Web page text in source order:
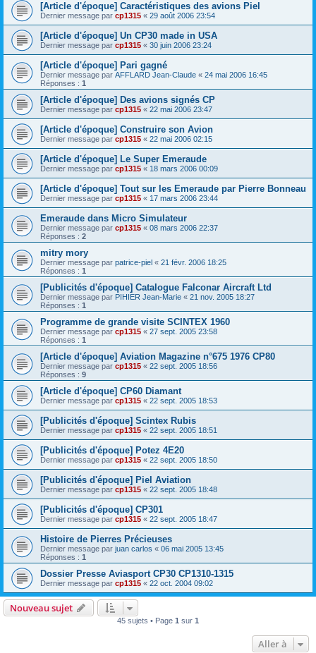
[Article d'époque] Caractéristiques des avions Piel
Dernier message par cp1315 « 29 août 2006 23:54
[Article d'époque] Un CP30 made in USA
Dernier message par cp1315 « 30 juin 2006 23:24
[Article d'époque] Pari gagné
Dernier message par AFFLARD Jean-Claude « 24 mai 2006 16:45
Réponses : 1
[Article d'époque] Des avions signés CP
Dernier message par cp1315 « 22 mai 2006 23:47
[Article d'époque] Construire son Avion
Dernier message par cp1315 « 22 mai 2006 02:15
[Article d'époque] Le Super Emeraude
Dernier message par cp1315 « 18 mars 2006 00:09
[Article d'époque] Tout sur les Emeraude par Pierre Bonneau
Dernier message par cp1315 « 17 mars 2006 23:44
Emeraude dans Micro Simulateur
Dernier message par cp1315 « 08 mars 2006 22:37
Réponses : 2
mitry mory
Dernier message par patrice-piel « 21 févr. 2006 18:25
Réponses : 1
[Publicités d'époque] Catalogue Falconar Aircraft Ltd
Dernier message par PIHIER Jean-Marie « 21 nov. 2005 18:27
Réponses : 1
Programme de grande visite SCINTEX 1960
Dernier message par cp1315 « 27 sept. 2005 23:58
Réponses : 1
[Article d'époque] Aviation Magazine n°675 1976 CP80
Dernier message par cp1315 « 22 sept. 2005 18:56
Réponses : 9
[Article d'époque] CP60 Diamant
Dernier message par cp1315 « 22 sept. 2005 18:53
[Publicités d'époque] Scintex Rubis
Dernier message par cp1315 « 22 sept. 2005 18:51
[Publicités d'époque] Potez 4E20
Dernier message par cp1315 « 22 sept. 2005 18:50
[Publicités d'époque] Piel Aviation
Dernier message par cp1315 « 22 sept. 2005 18:48
[Publicités d'époque] CP301
Dernier message par cp1315 « 22 sept. 2005 18:47
Histoire de Pierres Précieuses
Dernier message par juan carlos « 06 mai 2005 13:45
Réponses : 1
Dossier Presse Aviasport CP30 CP1310-1315
Dernier message par cp1315 « 22 oct. 2004 09:02
Nouveau sujet
45 sujets • Page 1 sur 1
Aller à